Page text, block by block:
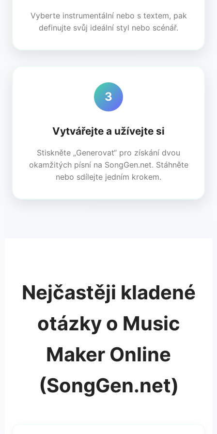
Vyberte instrumentální nebo s textem, pak
definujte svůj ideální styl nebo scénář.
3
Vytvářejte a užívejte si
Stiskněte „Generovat“ pro získání dvou
okamžitých písní na SongGen.net. Stáhněte
nebo sdílejte jedním krokem.
Nejčastěji kladené
otázky o Music
Maker Online
(SongGen.net)